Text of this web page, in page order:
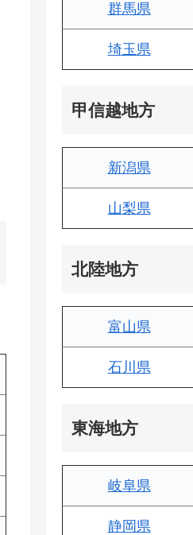
群馬県
埼玉県
甲信越地方
新潟県
山梨県
北陸地方
富山県
石川県
東海地方
岐阜県
静岡県